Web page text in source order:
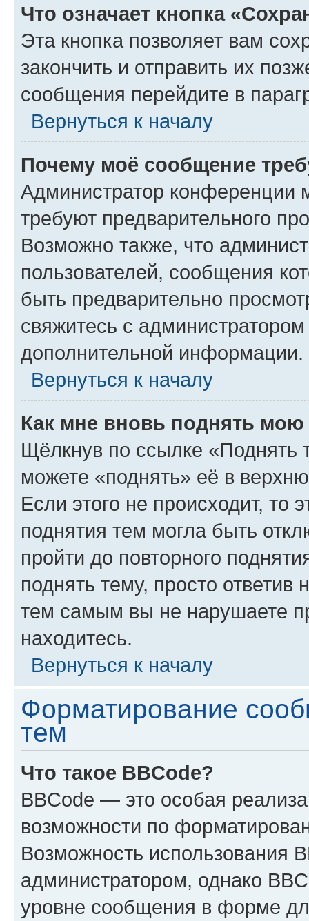
Что означает кнопка
Эта кнопка позволяет вам
закончить и отправить их
сообщения перейдите в
Вернуться к началу
Почему моё сообщение
Администратор конференции
требуют предварительного
Возможно также, что
пользователей, сообщения
быть предварительно
свяжитесь с
дополнительной информации.
Вернуться к началу
Как мне вновь поднять мою
Щёлкнув по ссылке «Поднять
можете «поднять» её в
Если этого не происходит, то
поднятия тем могла быть
пройти до повторного
поднять тему, просто ответив
тем самым вы не нарушаете
находитесь.
Вернуться к началу
Форматирование
тем
Что такое BBCode?
BBCode — это особая
возможности по
Возможность использования
администратором, однако
уровне сообщения в форме